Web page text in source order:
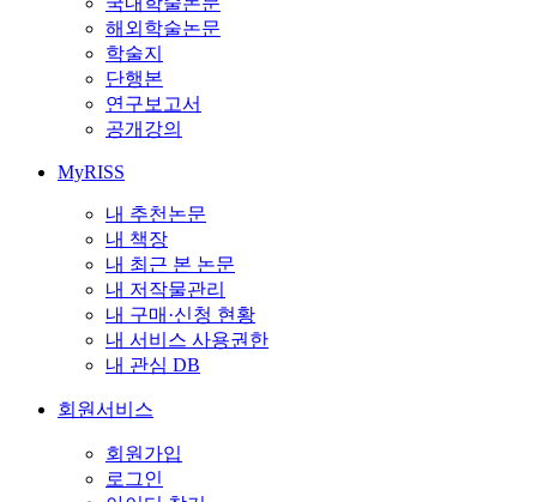
해외학술논문
학술지
단행본
연구보고서
공개강의
MyRISS
내 추천논문
내 책장
내 최근 본 논문
내 저작물관리
내 구매·신청 현황
내 서비스 사용권한
내 관심 DB
회원서비스
회원가입
로그인